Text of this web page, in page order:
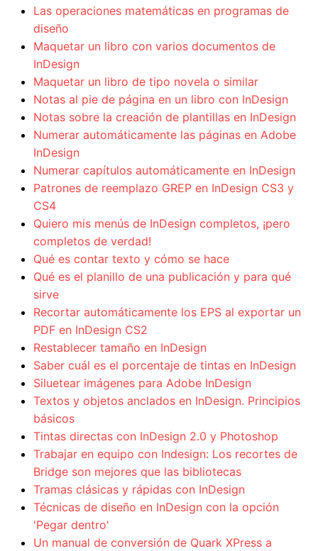
Las operaciones matemáticas en programas de
diseño
Maquetar un libro con varios documentos de
InDesign
Maquetar un libro de tipo novela o similar
Notas al pie de página en un libro con InDesign
Notas sobre la creación de plantillas en InDesign
Numerar automáticamente las páginas en Adobe
InDesign
Numerar capítulos automáticamente en InDesign
Patrones de reemplazo GREP en InDesign CS3 y
CS4
Quiero mis menús de InDesign completos, ¡pero
completos de verdad!
Qué es contar texto y cómo se hace
Qué es el planillo de una publicación y para qué
sirve
Recortar automáticamente los EPS al exportar un
PDF en InDesign CS2
Restablecer tamaño en InDesign
Saber cuál es el porcentaje de tintas en InDesign
Siluetear imágenes para Adobe InDesign
Textos y objetos anclados en InDesign. Principios
básicos
Tintas directas con InDesign 2.0 y Photoshop
Trabajar en equipo con Indesign: Los recortes de
Bridge son mejores que las bibliotecas
Tramas clásicas y rápidas con InDesign
Técnicas de diseño en InDesign con la opción
'Pegar dentro'
Un manual de conversión de Quark XPress a